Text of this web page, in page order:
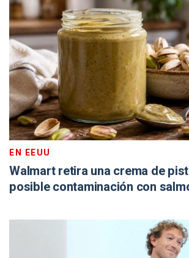
EN EEUU
Walmart retira una crema de
posible contaminación con